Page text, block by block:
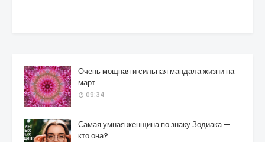
Очень мощная и сильная мандала жизни на
март
09:34
Самая умная женщина по знаку Зодиака —
кто она?